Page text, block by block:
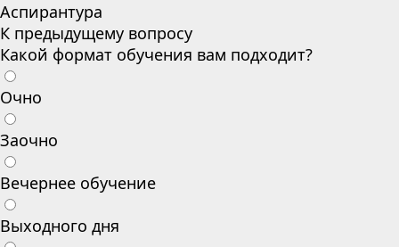
Аспирантура
К предыдущему вопросу
Какой формат обучения вам подходит?
Очно
Заочно
Вечернее обучение
Выходного дня